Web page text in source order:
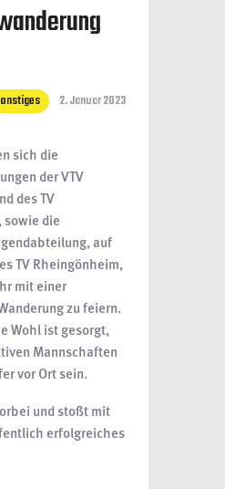
2. Januar 2023
sich die
der VTV
des TV
sowie die
auf
TV Rheingönheim,
mit einer
zu feiern.
Wohl ist gesorgt,
Mannschaften
vor Ort sein.
und stoßt mit
erfolgreiches